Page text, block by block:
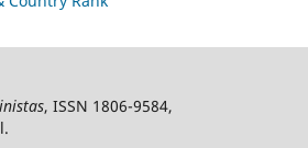
, ISSN 1806-9584,